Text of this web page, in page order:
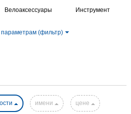
Велоаксессуары Инструмент
(фильтр)
имени цене